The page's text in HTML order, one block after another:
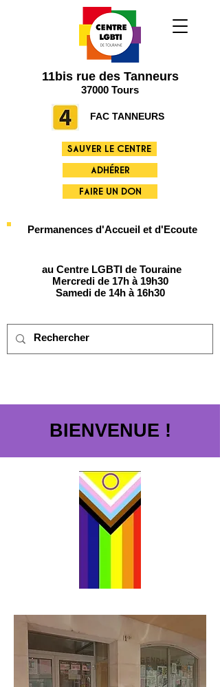
11bis rue des Tanneurs
37000 Tours
FAC TANNEURS
SAUVER LE CENTRE
ADHÉRER
Permanences d'Accueil et d'Ecoute
au Centre LGBTI de Touraine
Mercredi de 17h à 19h30
Samedi de 14h à 16h30
FAIRE UN DON
BIENVENUE !